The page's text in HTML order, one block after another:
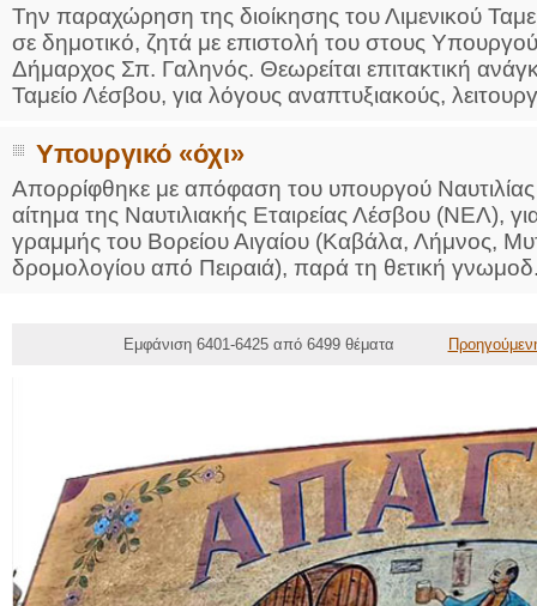
Την παραχώρηση της διοίκησης του Λιμενικού
σε δημοτικό, ζητά με επιστολή του στους
Δήμαρχος Σπ. Γαληνός. Θεωρείται επιτακτική
Ταμείο Λέσβου, για λόγους αναπτυξιακούς,
Υπουργικό «όχι»
Απορρίφθηκε με απόφαση του υπουργού Ναυτιλίας
αίτημα της Ναυτιλιακής Εταιρείας Λέσβου (ΝΕΛ),
γραμμής του Βορείου Αιγαίου (Καβάλα, Λήμνος,
δρομολογίου από Πειραιά), παρά τη θετική
Εμφάνιση 6401-6425 από 6499 θέματα